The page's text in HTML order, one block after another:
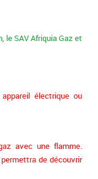
le SAV Afriquia Gaz et
électrique ou
avec une flamme.
de découvrir